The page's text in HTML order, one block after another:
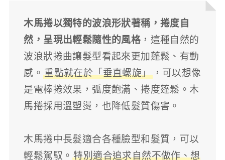
木馬捲以獨特的波浪形狀著稱，捲度自
然，呈現出輕鬆隨性的風格 ，這種自然的
波浪狀捲曲讓髮型看起來更加蓬鬆、有動
感。重點就在於「垂直螺旋」，可以想像
是電棒捲效果，弧度飽滿、捲度蓬鬆。木
馬捲採用溫塑燙，也降低髮質傷害。
木馬捲中長髮適合各種臉型和髮質，可以
輕鬆駕馭。特別適合追求自然不做作、想